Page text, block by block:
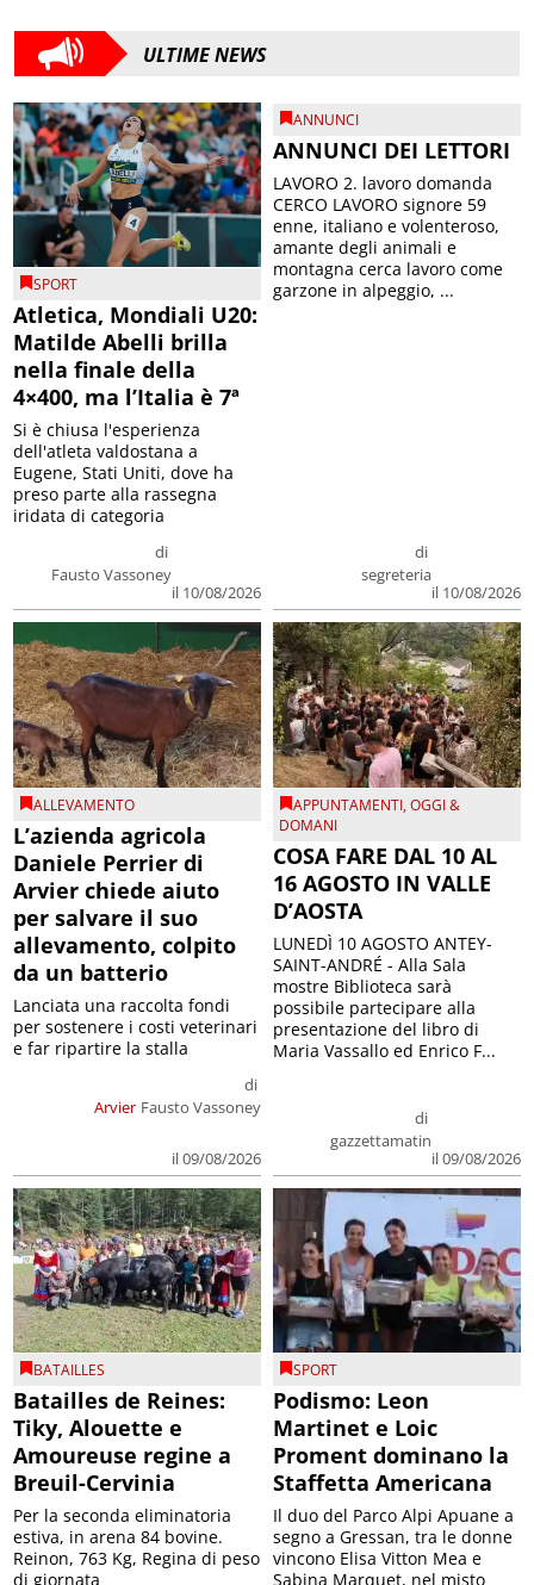
ULTIME NEWS
SPORT
Atletica, Mondiali U20:
Matilde Abelli brilla
nella finale della
4×400, ma l’Italia è 7ª
di
Fausto Vassoney
il 10/08/2026
Si è chiusa l'esperienza
dell'atleta valdostana a
Eugene, Stati Uniti, dove ha
preso parte alla rassegna
iridata di categoria
ANNUNCI
ANNUNCI DEI LETTORI
di
segreteria
il 10/08/2026
LAVORO 2. lavoro domanda
CERCO LAVORO signore 59
enne, italiano e volenteroso,
amante degli animali e
montagna cerca lavoro come
garzone in alpeggio, ...
ALLEVAMENTO
L’azienda agricola
Daniele Perrier di
Arvier chiede aiuto
per salvare il suo
allevamento, colpito
da un batterio
Arvier
di
Fausto Vassoney
il 09/08/2026
Lanciata una raccolta fondi
per sostenere i costi veterinari
e far ripartire la stalla
APPUNTAMENTI,OGGI &
DOMANI
COSA FARE DAL 10 AL
16 AGOSTO IN VALLE
D’AOSTA
di
gazzettamatin
il 09/08/2026
LUNEDÌ 10 AGOSTO ANTEY-
SAINT-ANDRÉ - Alla Sala
mostre Biblioteca sarà
possibile partecipare alla
presentazione del libro di
Maria Vassallo ed Enrico F...
BATAILLES
Batailles de Reines:
Tiky, Alouette e
Amoureuse regine a
Breuil-Cervinia
Per la seconda eliminatoria
estiva, in arena 84 bovine.
Reinon, 763 Kg, Regina di peso
di giornata
SPORT
Podismo: Leon
Martinet e Loic
Proment dominano la
Staffetta Americana
Il duo del Parco Alpi Apuane a
segno a Gressan, tra le donne
vincono Elisa Vitton Mea e
Sabina Marquet, nel misto